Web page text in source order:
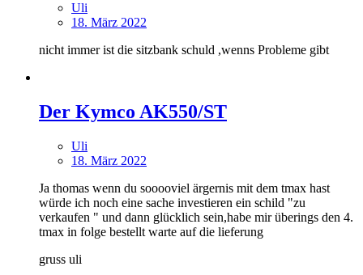
Uli
18. März 2022
nicht immer ist die sitzbank schuld ,wenns Probleme gibt
Der Kymco AK550/ST
Uli
18. März 2022
Ja thomas wenn du sooooviel ärgernis mit dem tmax hast
würde ich noch eine sache investieren ein schild "zu
verkaufen " und dann glücklich sein,habe mir überings den 4.
tmax in folge bestellt warte auf die lieferung
gruss uli